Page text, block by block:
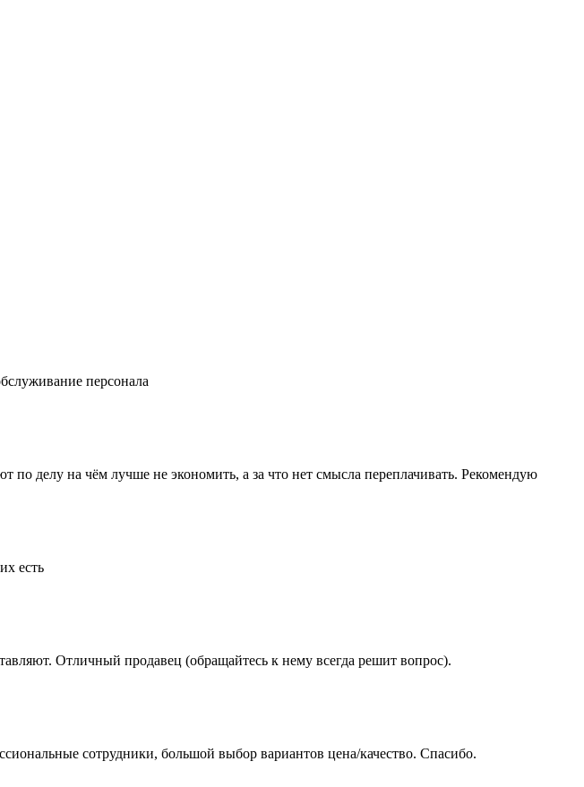
персонала
делу на чём лучше не экономить, а за что нет смысла переплачивать. Рекомендую
есть
Отличный продавец (обращайтесь к нему всегда решит вопрос).
сотрудники, большой выбор вариантов цена/качество. Спасибо.